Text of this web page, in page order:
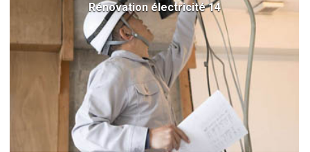
Rénovation électricité 14